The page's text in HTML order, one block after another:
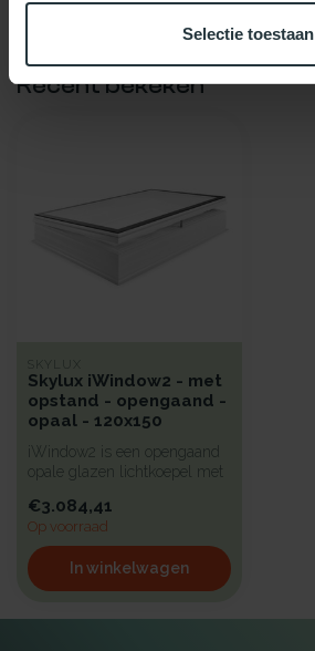
Selectie toestaan
Recent bekeken
SKYLUX
Skylux iWindow2 - met
opstand - opengaand -
opaal - 120x150
iWindow2 is een opengaand
opale glazen lichtkoepel met
€3.084,41
Op voorraad
In winkelwagen